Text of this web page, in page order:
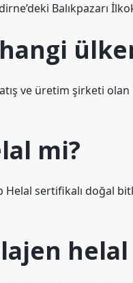
Balıkpazarı
ve üretim şirketi olan
mi?
sertifikalı doğal
helal